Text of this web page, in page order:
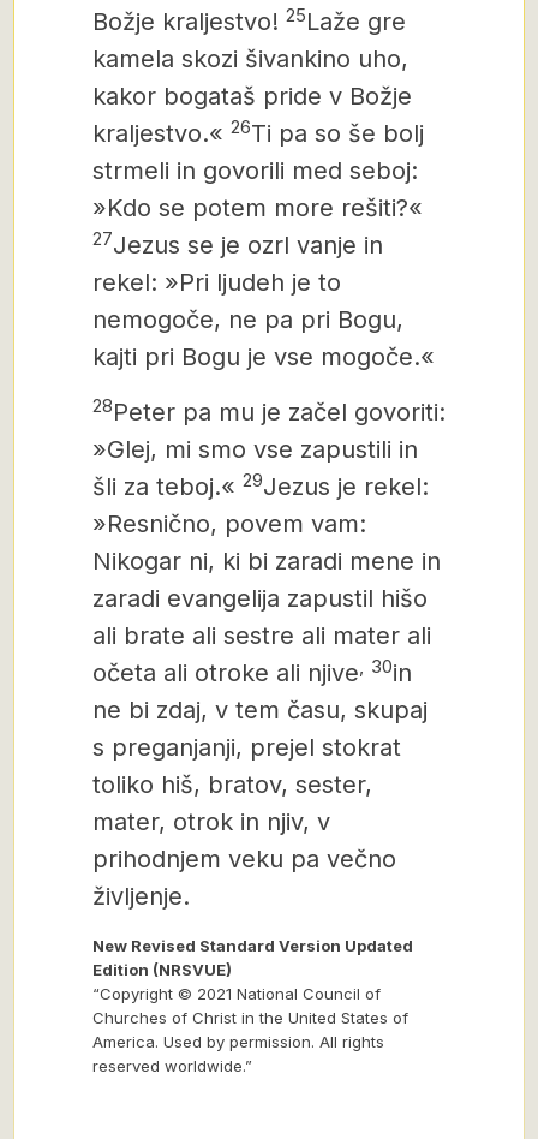
Božje kraljestvo! 25Laže gre
kamela skozi šivankino uho,
kakor bogataš pride v Božje
kraljestvo.« 26Ti pa so še bolj
strmeli in govorili med seboj:
»Kdo se potem more rešiti?«
27Jezus se je ozrl vanje in
rekel: »Pri ljudeh je to
nemogoče, ne pa pri Bogu,
kajti pri Bogu je vse mogoče.«
28Peter pa mu je začel govoriti:
»Glej, mi smo vse zapustili in
šli za teboj.« 29Jezus je rekel:
»Resnično, povem vam:
Nikogar ni, ki bi zaradi mene in
zaradi evangelija zapustil hišo
ali brate ali sestre ali mater ali
očeta ali otroke ali njive
30in
ne bi zdaj, v tem času, skupaj
s preganjanji, prejel stokrat
toliko hiš, bratov, sester,
mater, otrok in njiv, v
prihodnjem veku pa večno
življenje.
New Revised Standard Version Updated
Edition (NRSVUE)
“Copyright © 2021 National Council of
Churches of Christ in the United States of
America. Used by permission. All rights
reserved worldwide.”